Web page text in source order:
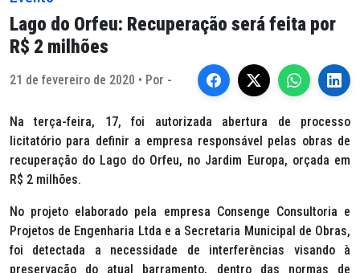
Lago do Orfeu: Recuperação será feita por
R$ 2 milhões
21 de fevereiro de 2020 • Por -
Na terça-feira, 17, foi autorizada abertura de processo
licitatório para definir a empresa responsável pelas obras de
recuperação do Lago do Orfeu, no Jardim Europa, orçada em
R$ 2 milhões.
No projeto elaborado pela empresa Consenge Consultoria e
Projetos de Engenharia Ltda e a Secretaria Municipal de Obras,
foi detectada a necessidade de interferências visando à
preservação do atual barramento, dentro das normas de